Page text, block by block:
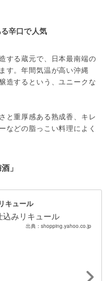
辛口で人気
する蔵元で、日本最南端の
す。年間気温が高い沖縄
造するという、ユニークな
と重厚感ある熟成香、キレ
などの脂っこい料理によく
」
キュール
出典：shopping.yahoo.co.jp